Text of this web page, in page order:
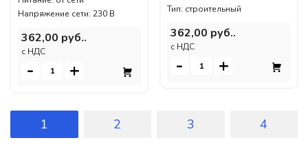
Напряжение сети: 230 В
362,00 руб..
c НДС
- +
Тип: строительный
362,00 руб..
c НДС
- +
1 2 3 4